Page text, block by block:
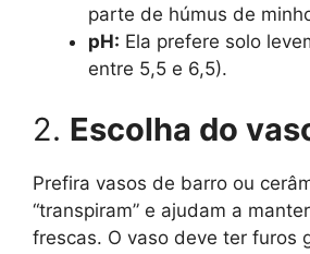
parte de húmus de
pH: Ela prefere solo
entre 5,5 e 6,5).
2. Escolha do
Prefira vasos de barro ou
“transpiram” e ajudam a
frescas. O vaso deve ter furos